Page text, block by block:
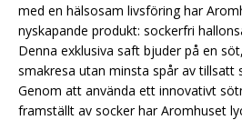
med en hälsosam livsföring har
nyskapande produkt: sockerfri
Denna exklusiva saft bjuder på en
smakresa utan minsta spår av tillsatt
Genom att använda ett innovativt
framställt av socker har Aromhuset